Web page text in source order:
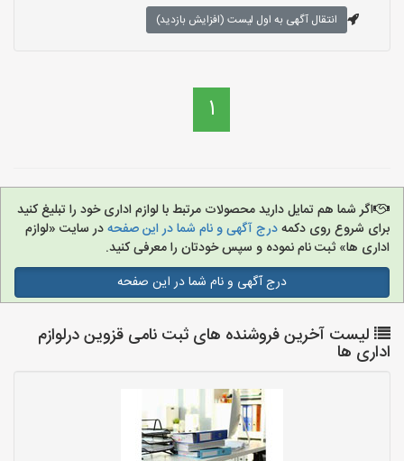
انتقال آگهی به اول لیست (افزایش بازدید)
1
اگر شما هم تمایل دارید محصولات مرتبط با لوازم اداری خود را تبلیغ کنید
برای شروع روی دکمهدرج آگهی و نام شما در این صفحهدر سایت «لوازم
اداری ها» ثبت نام نموده و سپس خودتان را معرفی کنید.
درج آگهی و نام شما در این صفحه
لیست آخرین فروشنده های ثبت نامی قزوین درلوازم
اداری ها